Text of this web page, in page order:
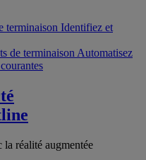
terminaison Identifiez et
de terminaison Automatisez
réalité augmentée